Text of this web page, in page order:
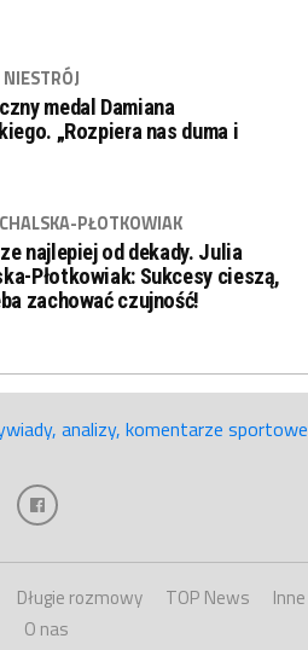
medal Damiana
„Rozpiera nas duma i
PŁOTKOWIAK
najlepiej od dekady. Julia
Płotkowiak: Sukcesy cieszą,
zachować czujność!
Długie rozmowy TOP News
Inne
O nas